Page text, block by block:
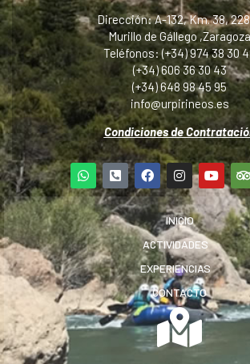
Dirección: A-132, Km. 38,
Murillo de Gállego ,Zaragoza
Teléfonos: (+34) 974 38 30
(+34) 606 36 30 43
(+34) 648 98 45 95
info@urpirineos.es
Condiciones de
INICIO
ACTIVIDADES
EXPERIENCIAS
CONTACTO